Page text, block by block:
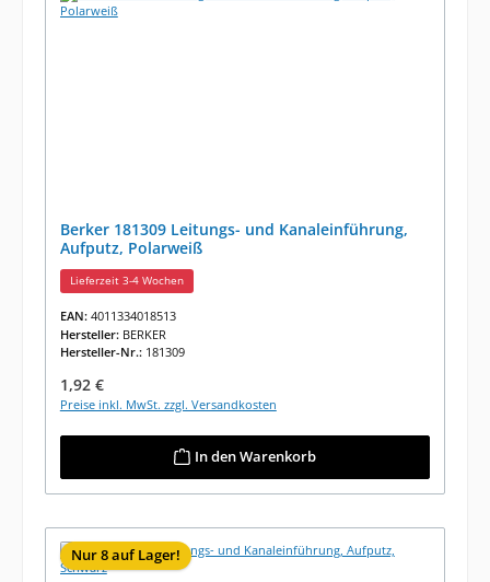
Berker 181309 Leitungs- und Kanaleinführung,
Aufputz, Polarweiß
Lieferzeit 3-4 Wochen
EAN: 4011334018513
Hersteller: BERKER
Hersteller-Nr.: 181309
Regulärer Preis:
1,92 €
Preise inkl. MwSt. zzgl. Versandkosten
In den Warenkorb
Nur 8 auf Lager!